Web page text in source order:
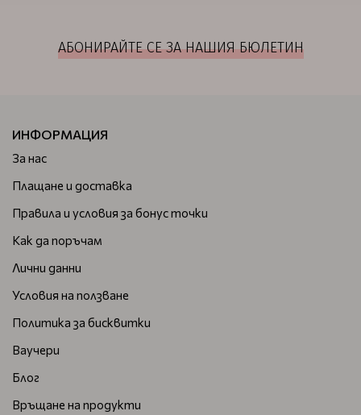
АБОНИРАЙТЕ СЕ ЗА НАШИЯ БЮЛЕТИН
ИНФОРМАЦИЯ
За нас
Плащане и доставка
Правила и условия за бонус точки
Как да поръчам
Лични данни
Условия на ползване
Политика за бисквитки
Ваучери
Блог
Връщане на продукти